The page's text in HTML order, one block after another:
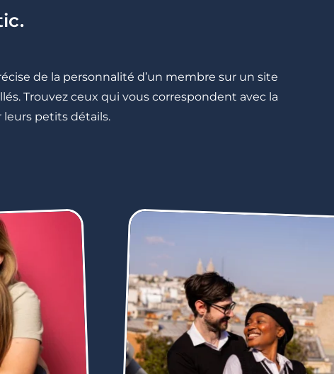
de la personnalité d’un membre sur un site
Trouvez ceux qui vous correspondent avec la
leurs petits détails.